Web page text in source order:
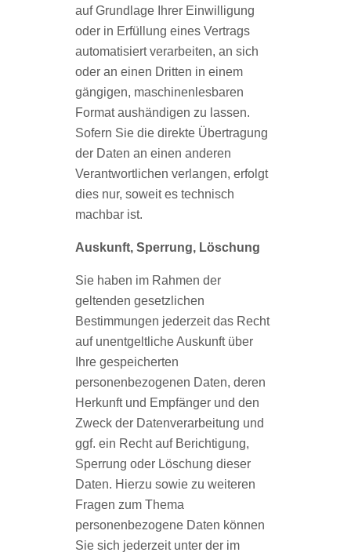
auf Grundlage Ihrer Einwilligung
oder in Erfüllung eines Vertrags
automatisiert verarbeiten, an sich
oder an einen Dritten in einem
gängigen, maschinenlesbaren
Format aushändigen zu lassen.
Sofern Sie die direkte Übertragung
der Daten an einen anderen
Verantwortlichen verlangen, erfolgt
dies nur, soweit es technisch
machbar ist.
Auskunft, Sperrung, Löschung
Sie haben im Rahmen der
geltenden gesetzlichen
Bestimmungen jederzeit das Recht
auf unentgeltliche Auskunft über
Ihre gespeicherten
personenbezogenen Daten, deren
Herkunft und Empfänger und den
Zweck der Datenverarbeitung und
ggf. ein Recht auf Berichtigung,
Sperrung oder Löschung dieser
Daten. Hierzu sowie zu weiteren
Fragen zum Thema
personenbezogene Daten können
Sie sich jederzeit unter der im